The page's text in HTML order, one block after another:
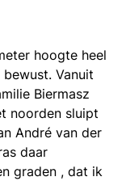
hoogte heel
Vanuit
Biermasz
noorden sluipt
André van der
daar
graden , dat ik